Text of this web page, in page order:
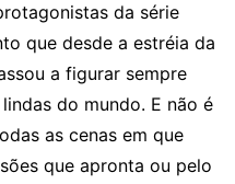
da série
que desde a estréia da
a figurar sempre
do mundo. E não é
as cenas em que
que apronta ou pelo